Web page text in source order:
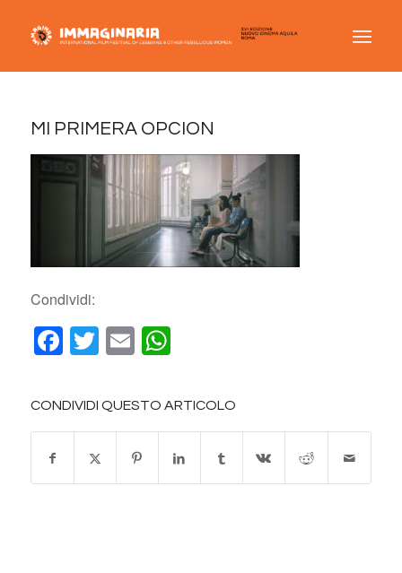
MI PRIMERA OPCION
Condividi:
Facebook
Twitter
EmailWhatsApp
CONDIVIDI QUESTO ARTICOLO